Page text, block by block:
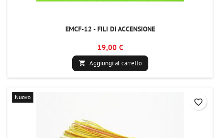
EMCF-12 - FILI DI ACCENSIONE
19,00 €
 Aggiungi al carrello
Nuovo
favorite_border